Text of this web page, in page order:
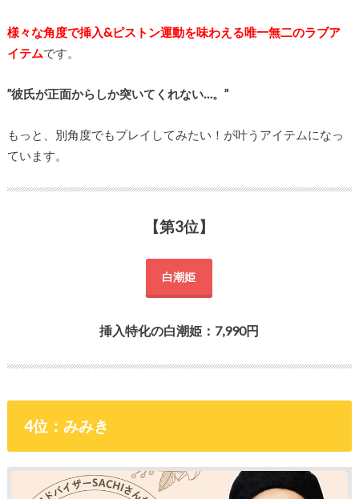
様々な角度で挿入&ピストン運動を味わえる唯一無二のラブア
イテムです。
”彼氏が正面からしか突いてくれない…。”
もっと、別角度でもプレイしてみたい！が叶うアイテムになっ
ています。
【第3位】
白潮姫
挿入特化の白潮姫：7,990円
4位：みみき